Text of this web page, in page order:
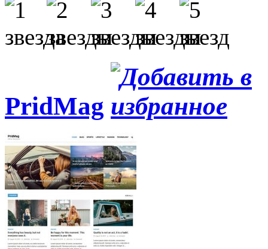
PridMag